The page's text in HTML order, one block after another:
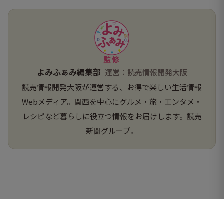
監修
よみふぁみ編集部 運営：読売情報開発大阪
読売情報開発大阪が運営する、お得で楽しい生活情報
Webメディア。関西を中心にグルメ・旅・エンタメ・
レシピなど暮らしに役立つ情報をお届けします。読売
新聞グループ。